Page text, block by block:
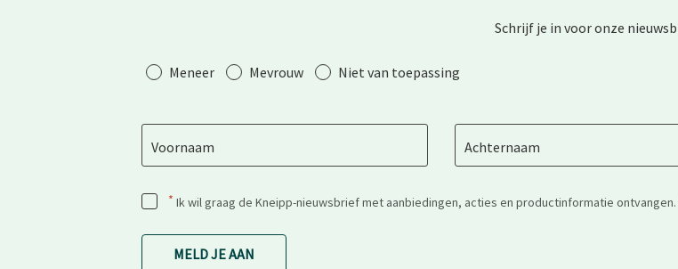
Schrijf je in voor onze
Aanhef
Meneer Mevrouw Niet van toepassing
Voornaam Achternaam
* Ik wil graag de Kneipp-nieuwsbrief met aanbiedingen, acties en productinformatie
MELD JE AAN